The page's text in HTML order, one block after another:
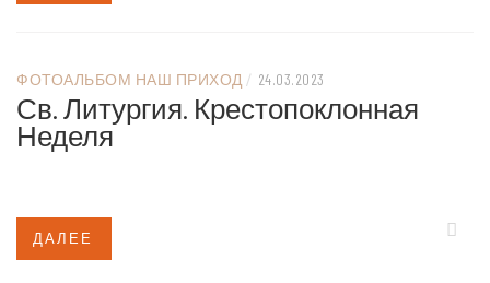
ФОТОАЛЬБОМ НАШ ПРИХОД / 24.03.2023
Св. Литургия. Крестопоклонная
Неделя
ДАЛЕЕ